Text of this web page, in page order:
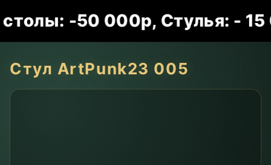
-50 000р, Стулья: - 15
Стул ArtPunk23 005